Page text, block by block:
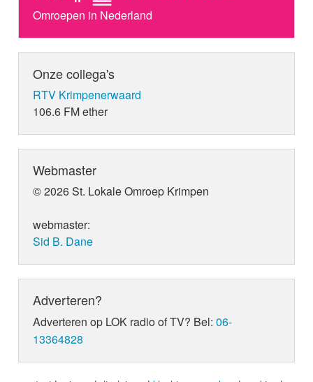
Omroepen in Nederland
Onze collega's
RTV Krimpenerwaard
106.6 FM ether
Webmaster
© 2026 St. Lokale Omroep Krimpen
webmaster:
Sid B. Dane
Adverteren?
Adverteren op LOK radio of TV? Bel:06-
13364828